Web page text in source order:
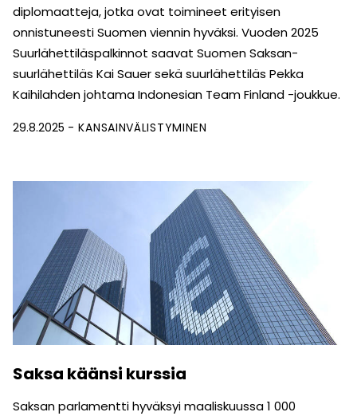
diplomaatteja, jotka ovat toimineet erityisen
onnistuneesti Suomen viennin hyväksi. Vuoden 2025
Suurlähettiläspalkinnot saavat Suomen Saksan-
suurlähettiläs Kai Sauer sekä suurlähettiläs Pekka
Kaihilahden johtama Indonesian Team Finland -joukkue.
29.8.2025 KANSAINVÄLISTYMINEN
Saksa käänsi kurssia
Saksan parlamentti hyväksyi maaliskuussa 1 000